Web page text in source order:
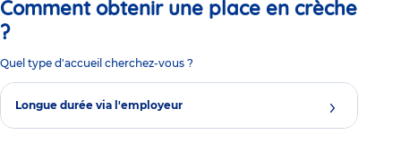
Comment obtenir une place en crèche
?
Quel type d'accueil cherchez-vous ?
Longue durée via l'employeur